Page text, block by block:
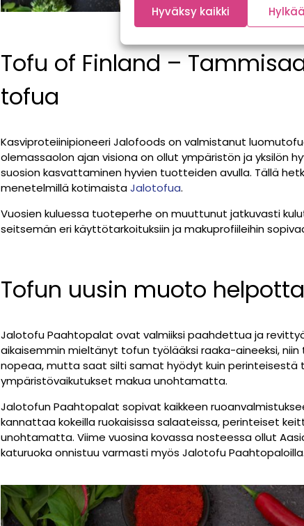
Hyväksy kaikki
Tofu of Finland –
tofua
Kasviproteiinipioneeri Jalofoods on valmistanut
olemassaolon ajan visiona on ollut ympäristön ja yksilön
suosion kasvattaminen hyvien tuotteiden avulla. Tällä
menetelmillä kotimaistaJalotofua.
Vuosien kuluessa tuoteperhe on muuttunut jatkuvasti
seitsemän eri käyttötarkoituksiin ja makuprofiileihin
Tofun uusin muoto
Jalotofu Paahtopalat ovat valmiiksi paahdettua ja
aikaisemmin mieltänyt tofun työlääksi raaka-aineeksi,
nopeaa, mutta saat silti samat hyödyt kuin
ympäristövaikutukset makua unohtamatta.
Jalotofun Paahtopalat sopivat kaikkeen
kannattaa kokeilla ruokaisissa salaateissa, perinteiset
unohtamatta. Viime vuosina kovassa nosteessa ollut
katuruoka onnistuu varmasti myös Jalotofu Paahtopaloilla.